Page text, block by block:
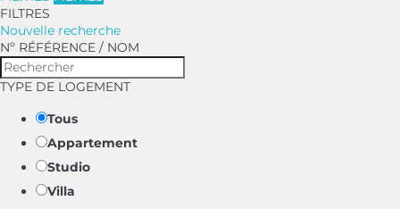
FILTRES
Nouvelle recherche
Nº RÉFÉRENCE / NOM
TYPE DE LOGEMENT
Tous
Appartement
Studio
Villa